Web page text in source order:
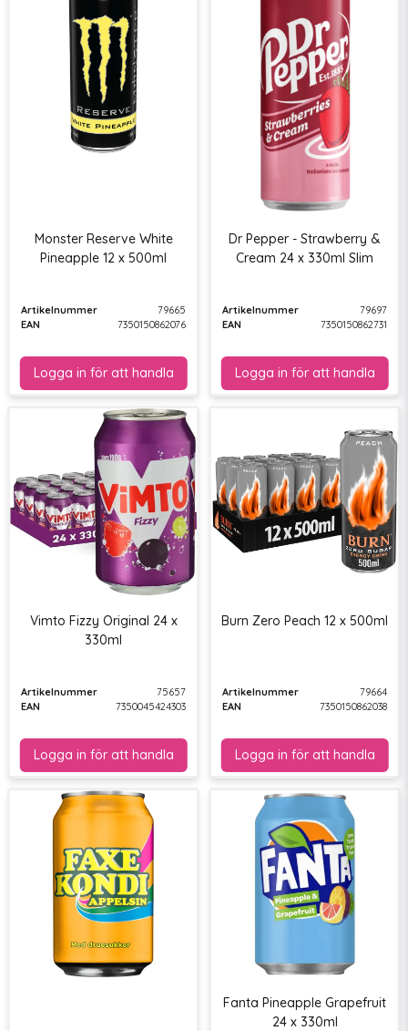
Monster Reserve White
Pineapple 12 x 500ml
Artikelnummer
79665
EAN
7350150862076
Dr Pepper - Strawberry &
Cream 24 x 330ml Slim
Artikelnummer
79697
EAN
7350150862731
Vimto Fizzy Original 24 x
330ml
Artikelnummer
75657
EAN
7350045424303
Burn Zero Peach 12 x 500ml
Artikelnummer
79664
EAN
7350150862038
Fanta Pineapple Grapefruit
24 x 330ml